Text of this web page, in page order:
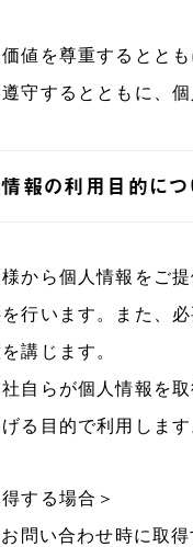
値を尊重するとと
守するとともに、
報の利用目的につ
から個人情報をご
行います。また、
講じます。
自らが個人情報を
る目的で利用します
する場合＞
問い合わせ時に取得